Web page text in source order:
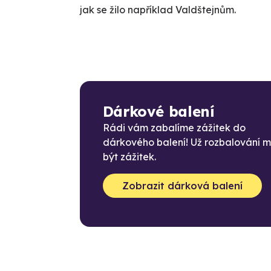
jak se žilo například Valdštejnům.
Dárkové balení
Rádi vám zabalíme zážitek do
dárkového balení! Už rozbalování
být zážitek.
Zobrazit dárková balení